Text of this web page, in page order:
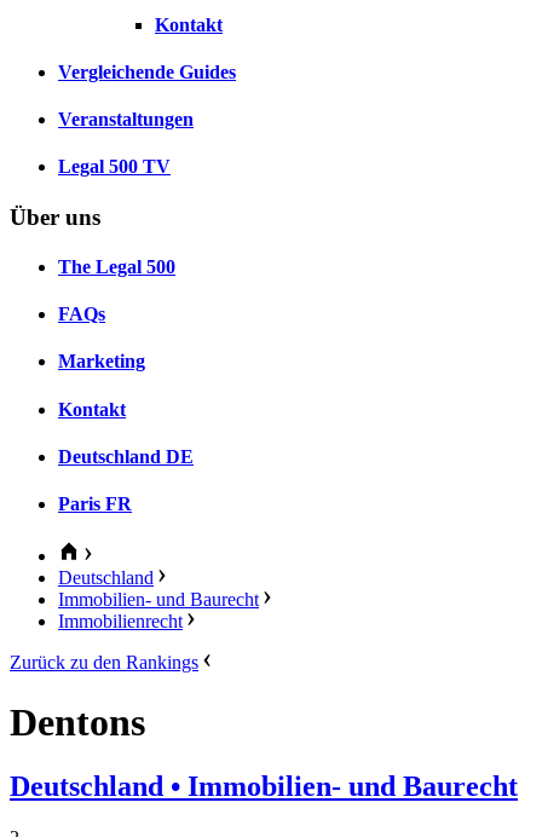
Kontakt
Vergleichende Guides
Veranstaltungen
Legal 500 TV
Über uns
The Legal 500
FAQs
Marketing
Kontakt
Deutschland DE
Paris FR
Deutschland
Immobilien- und Baurecht
Immobilienrecht
Zurück zu den Rankings
Dentons
Deutschland • Immobilien- und Baurecht